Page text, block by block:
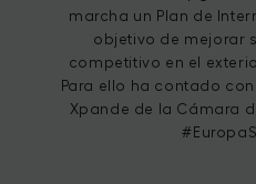
marcha un Plan de
objetivo de mejorar
competitivo en el
Para ello ha contado
Xpande de la Cámara